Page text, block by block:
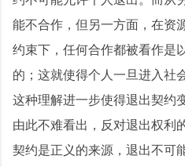
能不合作，但另一方面，在资
约束下，任何合作都被看作是
的；这就使得个人一旦进入社
这种理解进一步使得退出契约
由此不难看出，反对退出权利
契约是正义的来源，退出不可